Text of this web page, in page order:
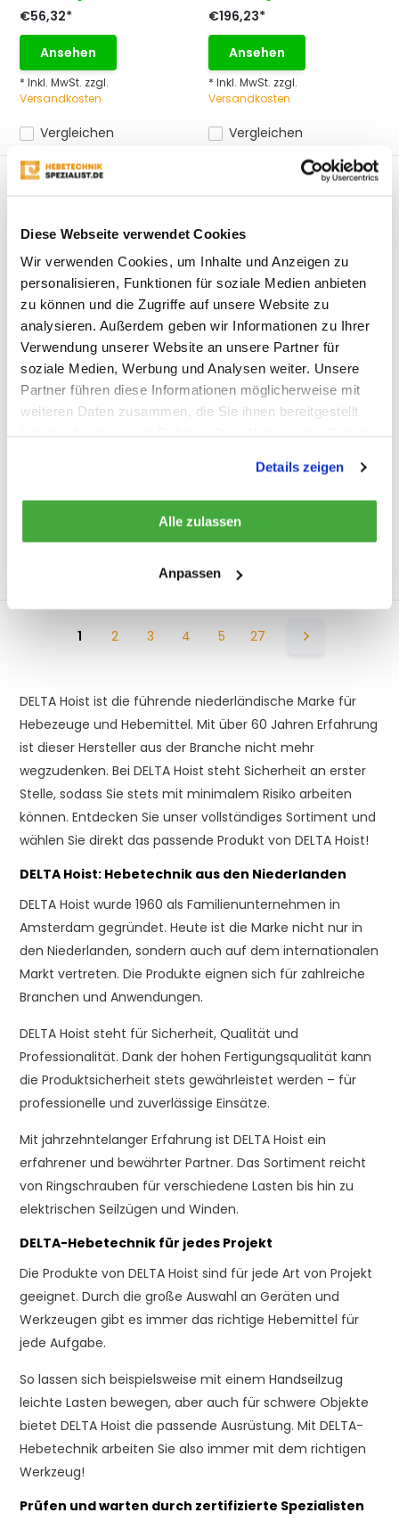
Diese Webseite verwendet Cookies
Wir verwenden Cookies, um Inhalte und Anzeigen zu
personalisieren, Funktionen für soziale Medien anbieten
zu können und die Zugriffe auf unsere Website zu
analysieren. Außerdem geben wir Informationen zu Ihrer
Verwendung unserer Website an unsere Partner für
soziale Medien, Werbung und Analysen weiter. Unsere
Partner führen diese Informationen möglicherweise mit
weiteren Daten zusammen, die Sie ihnen bereitgestellt
Details zeigen
Alle zulassen
Anpassen
Vergleichen
€56,32*
Ansehen
* Inkl. MwSt. zzgl.
Versandkosten
Vergleichen
€196,23*
Ansehen
* Inkl. MwSt. zzgl.
Versandkosten
Güteklasse 8
Anschlagkette 4-Strang
6 mm
Die 4-strang-
Anschlagkette für
Anwendungen mit e...
Ansehen
Versandkosten
DELTA 400V elektrische
Seilwinde 300 kg
DELTA Elektrische
Drahtseilzugwinde DPT –
400V –...
Vergleichen
€1.007,59*
Ansehen
* Inkl. MwSt. zzgl.
Versandkosten
1 2 3 4 5 27
DELTA Hoist ist die führende niederländische Marke für
Hebezeuge und Hebemittel. Mit über 60 Jahren Erfahrung
ist dieser Hersteller aus der Branche nicht mehr
wegzudenken. Bei DELTA Hoist steht Sicherheit an erster
Stelle, sodass Sie stets mit minimalem Risiko arbeiten
können. Entdecken Sie unser vollständiges Sortiment und
wählen Sie direkt das passende Produkt von DELTA Hoist!
DELTA Hoist: Hebetechnik aus den Niederlanden
DELTA Hoist wurde 1960 als Familienunternehmen in
Amsterdam gegründet. Heute ist die Marke nicht nur in
den Niederlanden, sondern auch auf dem internationalen
Markt vertreten. Die Produkte eignen sich für zahlreiche
Branchen und Anwendungen.
DELTA Hoist steht für Sicherheit, Qualität und
Professionalität. Dank der hohen Fertigungsqualität kann
die Produktsicherheit stets gewährleistet werden – für
professionelle und zuverlässige Einsätze.
Mit jahrzehntelanger Erfahrung ist DELTA Hoist ein
erfahrener und bewährter Partner. Das Sortiment reicht
von Ringschrauben für verschiedene Lasten bis hin zu
elektrischen Seilzügen und Winden.
DELTA-Hebetechnik für jedes Projekt
Die Produkte von DELTA Hoist sind für jede Art von Projekt
geeignet. Durch die große Auswahl an Geräten und
Werkzeugen gibt es immer das richtige Hebemittel für
jede Aufgabe.
So lassen sich beispielsweise mit einem Handseilzug
leichte Lasten bewegen, aber auch für schwere Objekte
bietet DELTA Hoist die passende Ausrüstung. Mit DELTA-
Hebetechnik arbeiten Sie also immer mit dem richtigen
Werkzeug!
Prüfen und warten durch zertifizierte Spezialisten